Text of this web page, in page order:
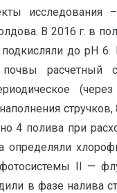
исследования
В 2016 г. в
до рН 6.
расчетный
4 полива при
определяли
II —
в фазе налива